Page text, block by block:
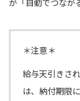
＊注意＊
給与天引きさ
は、納付期限